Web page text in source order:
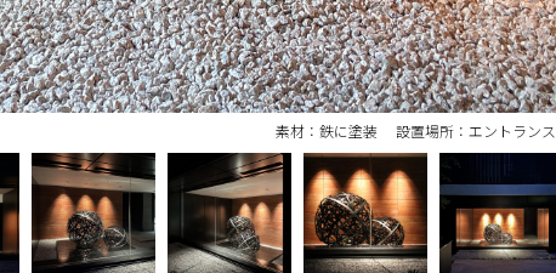
素材：鉄に塗装 設置場所：エントランス